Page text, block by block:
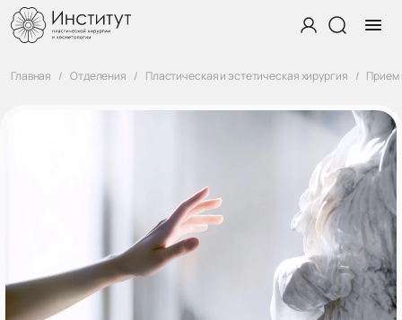
Главная Отделения Пластическая и эстетическая хирургия Прием